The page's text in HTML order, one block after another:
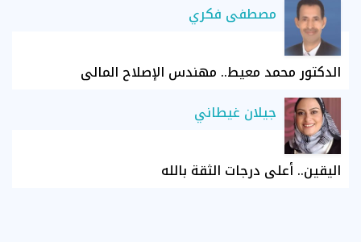
مصطفى فكري
الدكتور محمد معيط.. مهندس الإصلاح المالي
جيلان غيطاني
اليقين.. أعلى درجات الثقة بالله